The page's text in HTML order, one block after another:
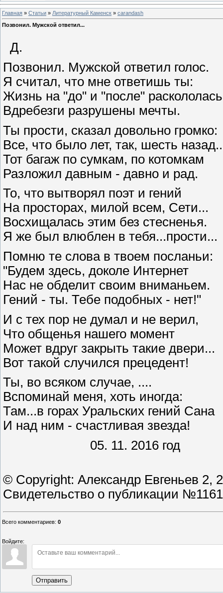
Главная » Статьи » Литературный Каменск » carandash
Позвонил. Мужской ответил...
Д.
Позвонил. Мужской ответил голос.
Я считал, что мне ответишь ты:
Жизнь на "до" и "после"
Вдребезги разрушены мечты.
Ты прости, сказал довольно громко:
Все, что было лет, так, шесть
Тот багаж по сумкам, по котомкам
Разложил давным - давно и рад.
То, что вытворял поэт и гений
На просторах, милой всем, Сети...
Восхищалась этим без стесненья.
Я же был влюблен в тебя...прости...
Помню те слова в твоем посланьи:
"Будем здесь, доколе Интернет
Нас не обделит своим вниманьем.
Гений - ты. Тебе подобных - нет!"
И с тех пор не думал и не верил,
Что общенья нашего момент
Может вдруг закрыть такие двери...
Вот такой случился прецедент!
Ты, во всяком случае, ....
Вспоминай меня, хоть иногда:
Там...в горах Уральских гений Сана
И над ним - счастливая звезда!
05. 11. 2016 год
© Copyright: Александр Евгеньев 2,
Свидетельство о публикации
Всего комментариев: 0
Войдите:
Отправить